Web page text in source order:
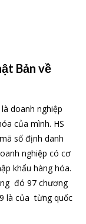
Bản về
doanh nghiệp
của mình. HS
số định danh
nghiệp có cơ
khẩu hàng hóa.
đó 97 chương
là của từng quốc